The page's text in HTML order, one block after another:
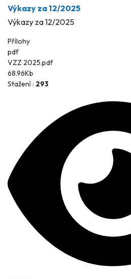
Výkazy za 12/2025
Výkazy za 12/2025
Přílohy
pdf
VZZ 2025.pdf
68.96Kb
Stažení : 293